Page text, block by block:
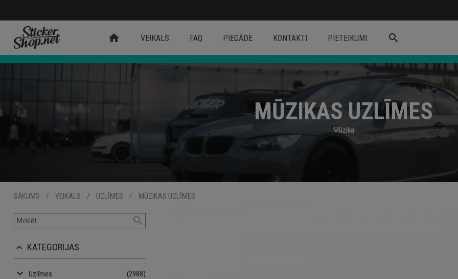
home VEIKALS FAQ PIEGĀDE KONTAKTI PIETEIKUMI search
MŪZIKAS UZLĪMES
Mūzika
SĀKUMS / VEIKALS / UZLĪMES / MŪZIKAS UZLĪMES
search
keyboard_arrow_up KATEGORIJAS
keyboard_arrow_down Uzlīmes
(2988)